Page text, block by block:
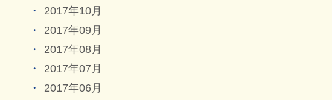
2017年10月
2017年09月
2017年08月
2017年07月
2017年06月